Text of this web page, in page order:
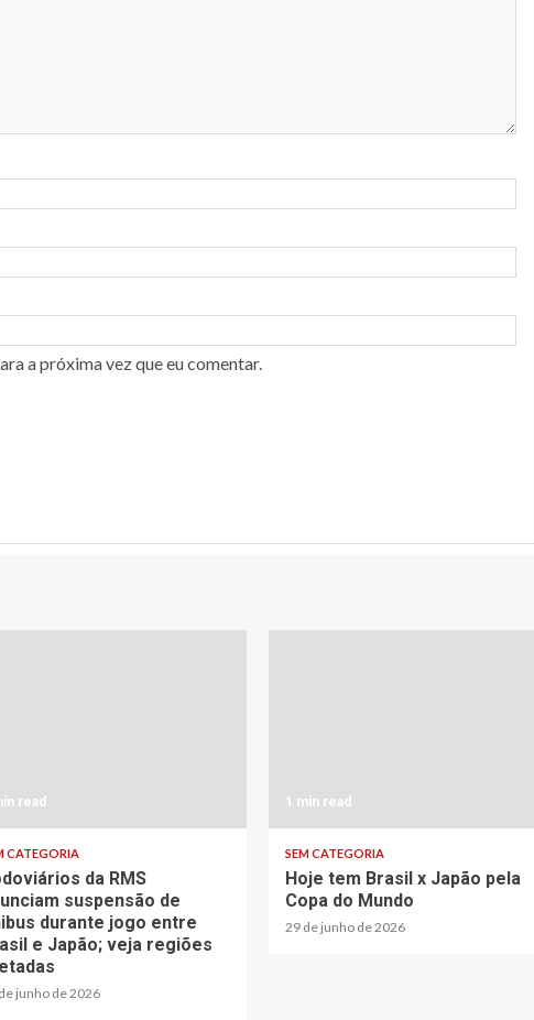
a próxima vez que eu comentar.
read
CATEGORIA
da RMS
suspensão de
durante jogo entre
e Japão; veja regiões
junho de 2026
1 min read
SEM CATEGORIA
Hoje tem Brasil x Japão pela
Copa do Mundo
29 de junho de 2026